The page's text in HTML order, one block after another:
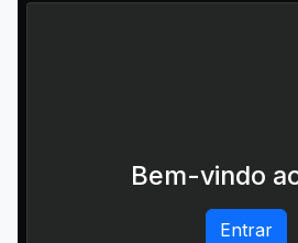
Bem-vindo
Entrar